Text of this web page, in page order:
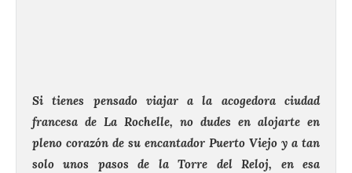
Si tienes pensado viajar a la acogedora ciudad
francesa de La Rochelle, no dudes en alojarte en
pleno corazón de su encantador Puerto Viejo y a tan
solo unos pasos de la Torre del Reloj, en esa